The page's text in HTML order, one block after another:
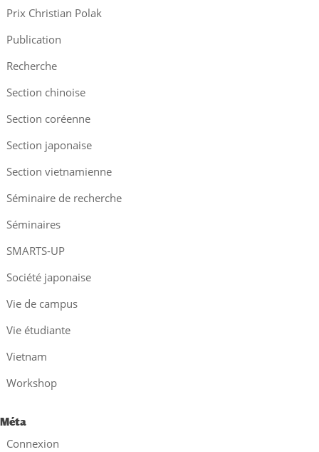
Prix Christian Polak
Publication
Recherche
Section chinoise
Section coréenne
Section japonaise
Section vietnamienne
Séminaire de recherche
Séminaires
SMARTS-UP
Société japonaise
Vie de campus
Vie étudiante
Vietnam
Workshop
Méta
Connexion